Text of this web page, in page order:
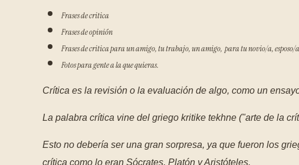
Frases de critica
Frases de opinión
Frases de critica para un amigo, tu trabajo, un amigo, para tu novio/a, esposo/a
Fotos para gente a la que quieras.
Crítica es la revisión o la evaluación de algo, como un
La palabra crítica vine del griego kritike tekhne ("arte de la
Esto no debería ser una gran sorpresa, ya que fueron los
crítica como lo eran Sócrates, Platón y Aristóteles.